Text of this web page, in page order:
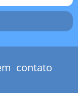
contato